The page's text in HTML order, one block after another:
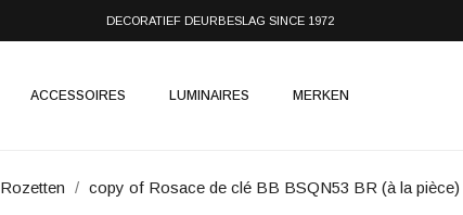
DECORATIEF DEURBESLAG SINCE 1972
ACCESSOIRES LUMINAIRES MERKEN
Rozetten copy of Rosace de clé BB BSQN53 BR (à la pièce)